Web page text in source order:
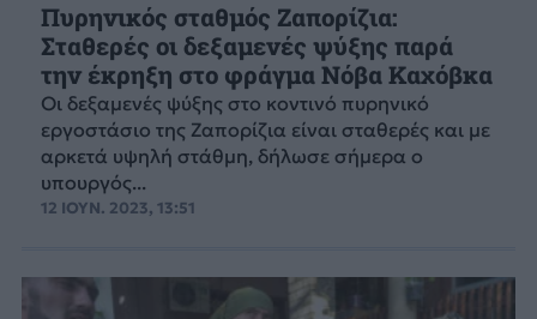
Πυρηνικός σταθμός Ζαπορίζια:
Σταθερές οι δεξαμενές ψύξης παρά
την έκρηξη στο φράγμα Νόβα Καχόβκα
Οι δεξαμενές ψύξης στο κοντινό πυρηνικό
εργοστάσιο της Ζαπορίζια είναι σταθερές και με
αρκετά υψηλή στάθμη, δήλωσε σήμερα ο
υπουργός...
12 ΙΟΥΝ. 2023, 13:51